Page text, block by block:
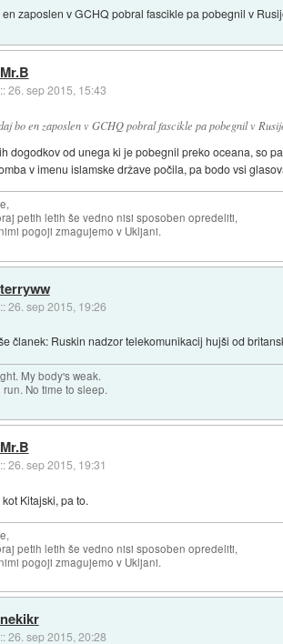
en zaposlen v GCHQ pobral fascikle pa pobegnil v
Mr.B
::26. sep 2015, 15:43
bo en zaposlen v GCHQ pobral fascikle pa pobegnil v
dogodkov od unega ki je pobegnil preko oceana, so
v imenu islamske države počila, pa bodo vsi
petih letih še vedno nisi sposoben opredeliti,
pogoji zmagujemo v Ukljani.
terryww
::26. sep 2015, 19:26
članek: Ruskin nadzor telekomunikacij hujši od
My body's weak.
run. No time to sleep.
Mr.B
::26. sep 2015, 19:31
Kitajski, pa to.
petih letih še vedno nisi sposoben opredeliti,
pogoji zmagujemo v Ukljani.
nekikr
::26. sep 2015, 20:28